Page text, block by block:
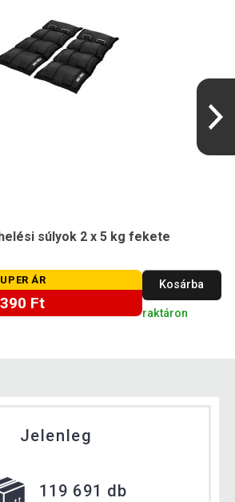
súlyok 2 x 5 kg fekete
ÁR
Ft
Kosárba
raktáron
Jelenleg
119 691 db